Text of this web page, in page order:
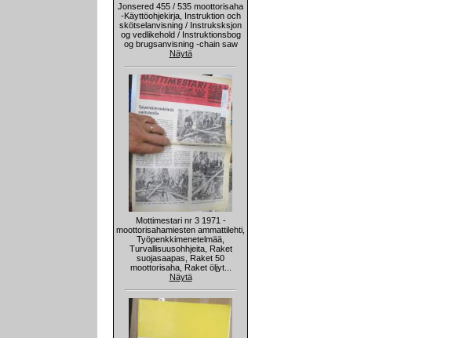
Jonsered 455 / 535 moottorisaha
-Käyttöohjekirja, Instruktion och
skötselanvisning / Instruksksjon
og vedlikehold / Instruktionsbog
og brugsanvisning -chain saw
Näytä
Mottimestari nr 3 1971 -
moottorisahamiesten ammattilehti,
Työpenkkimenetelmää,
Turvallisuusohhjeita, Raket
suojasaapas, Raket 50
moottorisaha, Raket öljyt...
Näytä